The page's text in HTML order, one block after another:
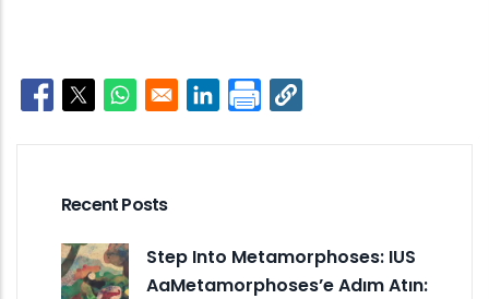
Opens in a new window
Opens in a new window
Opens in a new window
Opens in a new window
Recent Posts
Step Into Metamorphoses: IUS
AaMetamorphoses’e Adım Atın: